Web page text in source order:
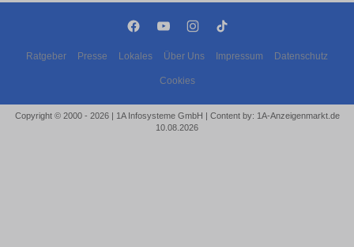
Ratgeber Presse Lokales Über Uns Impressum Datenschutz
Cookies
Copyright © 2000 - 2026 | 1A Infosysteme GmbH | Content by: 1A-Anzeigenmarkt.de
10.08.2026